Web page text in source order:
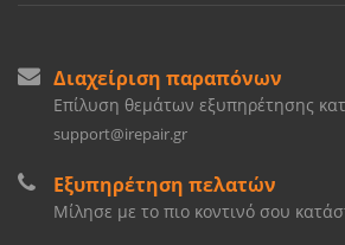
Διαχείριση παραπόνων
Επίλυση θεμάτων εξυπηρέτησης
support@irepair.gr
Εξυπηρέτηση πελατών
Μίλησε με το πιο κοντινό σου